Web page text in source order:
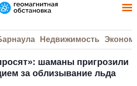
Недвижимость
шаманы пригрозили
за облизывание льда